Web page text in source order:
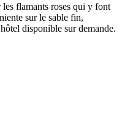
flamants roses qui y font
sur le sable fin,
disponible sur demande.